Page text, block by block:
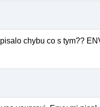
chybu co s tym??